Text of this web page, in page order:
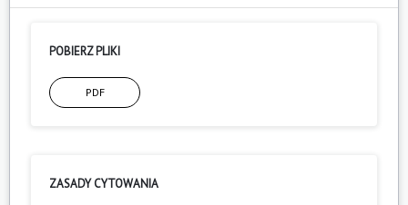
POBIERZ PLIKI
PDF
ZASADY CYTOWANIA